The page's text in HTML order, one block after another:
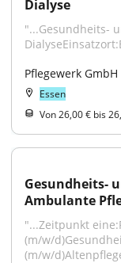
Dialyse
"...Gesundheits-
Pflegewerk GmbH
Essen
Von 26,00 € bis
Gesundheits-
Ambulante
"...Zeitpunkt
(m/w/
(m/w/